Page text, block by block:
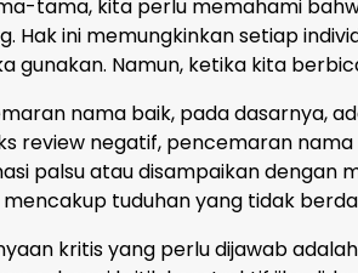
tama, kita perlu memahami
Hak ini memungkinkan setiap
gunakan. Namun, ketika kita
nama baik, pada dasarnya,
review negatif, pencemaran
palsu atau disampaikan dengan
tuduhan yang tidak
kritis yang perlu dijawab